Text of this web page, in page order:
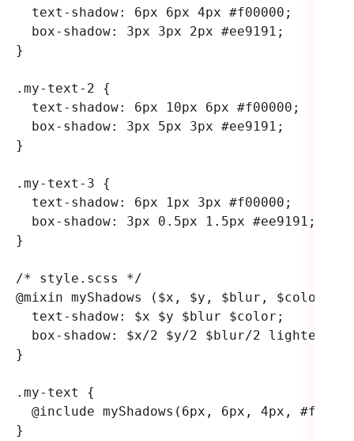
  text-shadow: 6px 6px 4px #f00000;
  box-shadow: 3px 3px 2px #ee9191;
}
.my-text-2 {
  text-shadow: 6px 10px 6px #f00000;
  box-shadow: 3px 5px 3px #ee9191;
}
.my-text-3 {
  text-shadow: 6px 1px 3px #f00000;
  box-shadow: 3px 0.5px 1.5px #ee9191;
}
/* style.scss */
@mixin myShadows ($x, $y, $blur, $color) {
  text-shadow: $x $y $blur $color;
box-shadow: $x/2 $y/2 $blur/2
}
.my-text {
@include myShadows(6px, 6px, 4px,
}